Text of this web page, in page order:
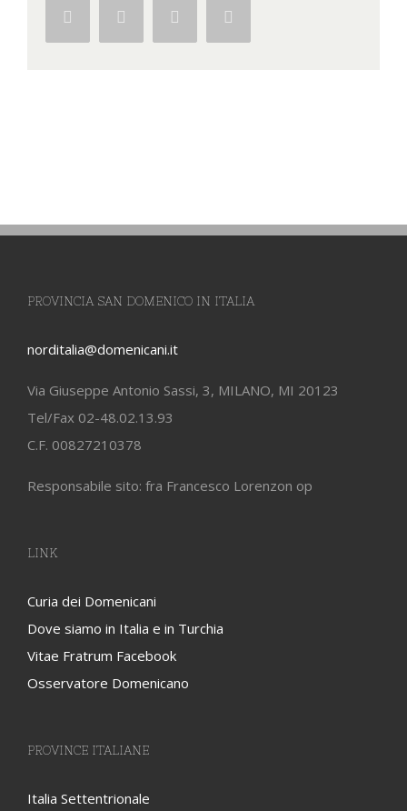
Facebook Twitter Google+
PROVINCIA SAN DOMENICO IN ITALIA
norditalia@domenicani.it
Via Giuseppe Antonio Sassi, 3, MILANO, MI 20123
Tel/Fax 02-48.02.13.93
C.F. 00827210378
Responsabile sito: fra Francesco Lorenzon op
LINK
Curia dei Domenicani
Dove siamo in Italia e in Turchia
Vitae Fratrum Facebook
Osservatore Domenicano
PROVINCE ITALIANE
Italia Settentrionale